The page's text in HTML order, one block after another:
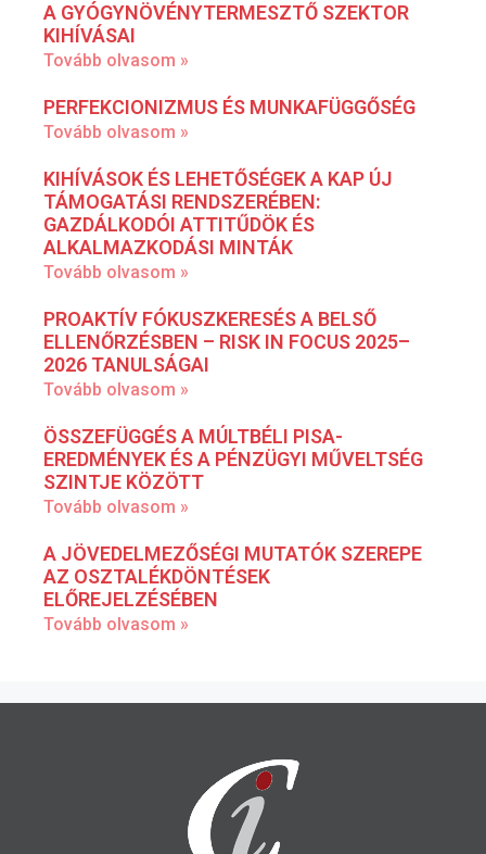
A GYÓGYNÖVÉNYTERMESZTŐ SZEKTOR
KIHÍVÁSAI
Tovább olvasom »
PERFEKCIONIZMUS ÉS MUNKAFÜGGŐSÉG
Tovább olvasom »
KIHÍVÁSOK ÉS LEHETŐSÉGEK A KAP ÚJ
TÁMOGATÁSI RENDSZERÉBEN:
GAZDÁLKODÓI ATTITŰDÖK ÉS
ALKALMAZKODÁSI MINTÁK
Tovább olvasom »
PROAKTÍV FÓKUSZKERESÉS A BELSŐ
ELLENŐRZÉSBEN – RISK IN FOCUS 2025–
2026 TANULSÁGAI
Tovább olvasom »
ÖSSZEFÜGGÉS A MÚLTBÉLI PISA-
EREDMÉNYEK ÉS A PÉNZÜGYI MŰVELTSÉG
SZINTJE KÖZÖTT
Tovább olvasom »
A JÖVEDELMEZŐSÉGI MUTATÓK SZEREPE
AZ OSZTALÉKDÖNTÉSEK
ELŐREJELZÉSÉBEN
Tovább olvasom »